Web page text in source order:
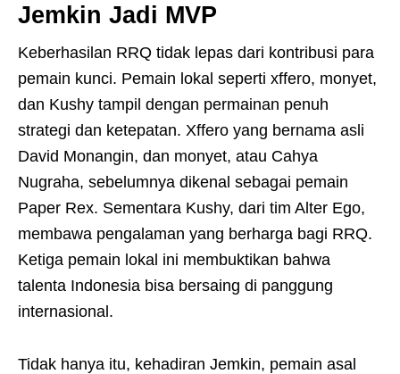
Jemkin Jadi MVP
Keberhasilan RRQ tidak lepas dari kontribusi para
pemain kunci. Pemain lokal seperti xffero, monyet,
dan Kushy tampil dengan permainan penuh
strategi dan ketepatan. Xffero yang bernama asli
David Monangin, dan monyet, atau Cahya
Nugraha, sebelumnya dikenal sebagai pemain
Paper Rex. Sementara Kushy, dari tim Alter Ego,
membawa pengalaman yang berharga bagi RRQ.
Ketiga pemain lokal ini membuktikan bahwa
talenta Indonesia bisa bersaing di panggung
internasional.
Tidak hanya itu, kehadiran Jemkin, pemain asal